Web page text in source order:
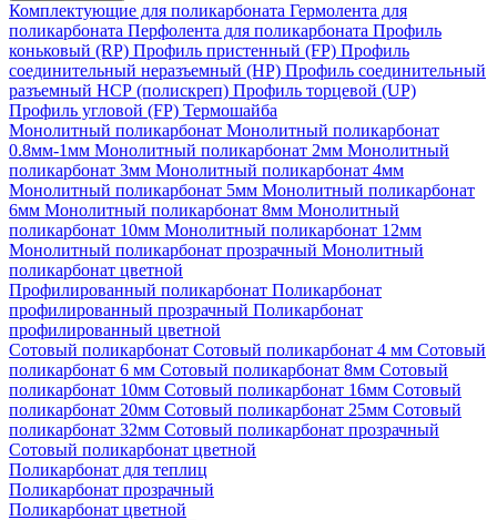
Комплектующие для поликарбоната Гермолента для
поликарбоната Перфолента для поликарбоната Профиль
коньковый (RP) Профиль пристенный (FP) Профиль
соединительный неразъемный (НР) Профиль соединительный
разъемный НСР (полискреп) Профиль торцевой (UP)
Профиль угловой (FP) Термошайба
Монолитный поликарбонат Монолитный поликарбонат
0.8мм-1мм Монолитный поликарбонат 2мм Монолитный
поликарбонат 3мм Монолитный поликарбонат 4мм
Монолитный поликарбонат 5мм Монолитный поликарбонат
6мм Монолитный поликарбонат 8мм Монолитный
поликарбонат 10мм Монолитный поликарбонат 12мм
Монолитный поликарбонат прозрачный Монолитный
поликарбонат цветной
Профилированный поликарбонат Поликарбонат
профилированный прозрачный Поликарбонат
профилированный цветной
Сотовый поликарбонат Сотовый поликарбонат 4 мм Сотовый
поликарбонат 6 мм Сотовый поликарбонат 8мм Сотовый
поликарбонат 10мм Сотовый поликарбонат 16мм Сотовый
поликарбонат 20мм Сотовый поликарбонат 25мм Сотовый
поликарбонат 32мм Сотовый поликарбонат прозрачный
Сотовый поликарбонат цветной
Поликарбонат для теплиц
Поликарбонат прозрачный
Поликарбонат цветной